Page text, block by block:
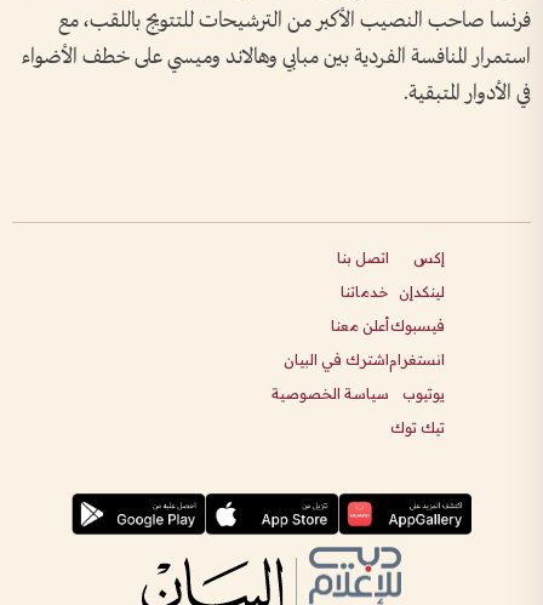
فرنسا صاحب النصيب الأكبر من الترشيحات للتتويج باللقب، مع
استمرار المنافسة الفردية بين مبابي وهالاند وميسي على خطف الأضواء
في الأدوار المتبقية.
إكس
لينكدإن
فيسبوك
انستغرام
يوتيوب
تيك توك
اتصل بنا
خدماتنا
أعلن معنا
اشترك في البيان
سياسة الخصوصية